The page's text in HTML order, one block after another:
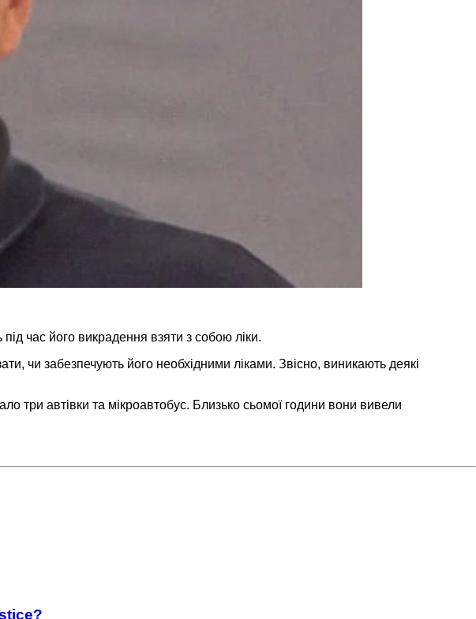
час його викрадення взяти з собою ліки.
чи забезпечують його необхідними ліками. Звісно, виникають деякі
три автівки та мікроавтобус. Близько сьомої години вони вивели